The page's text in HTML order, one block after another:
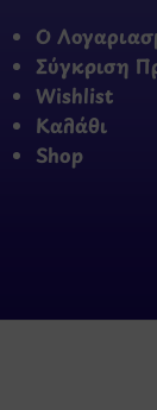
Ο
Σύγκριση
Wishlist
Καλάθι
Shop